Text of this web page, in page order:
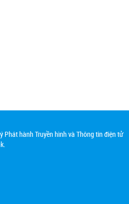
hành Truyền hình và Thông tin điện tử